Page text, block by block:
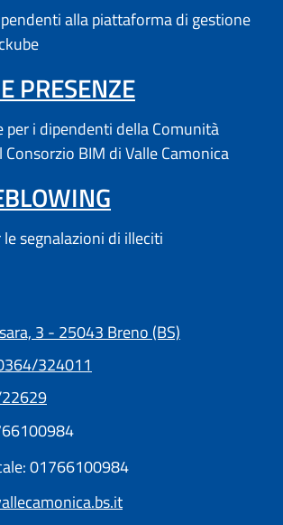
alla piattaforma di gestione
PRESENZE(APRE IN
per i dipendenti della Comunità
BIM di Valle Camonica
segnalazioni di illeciti
3 - 25043 Breno (BS)
324011
01766100984